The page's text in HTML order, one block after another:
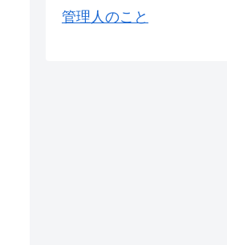
管理人のこと